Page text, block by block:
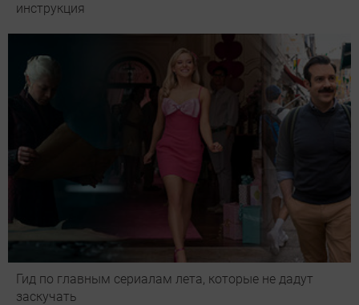
инструкция
Гид по главным сериалам лета, которые не дадут
заскучать